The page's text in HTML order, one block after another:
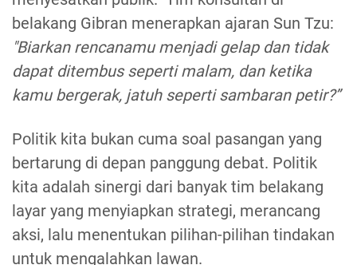
belakang Gibran menerapkan ajaran Sun Tzu:
"Biarkan rencanamu menjadi gelap dan tidak
dapat ditembus seperti malam, dan ketika
kamu bergerak, jatuh seperti sambaran petir?”
Politik kita bukan cuma soal pasangan yang
bertarung di depan panggung debat. Politik
kita adalah sinergi dari banyak tim belakang
layar yang menyiapkan strategi, merancang
aksi, lalu menentukan pilihan-pilihan tindakan
untuk mengalahkan lawan.